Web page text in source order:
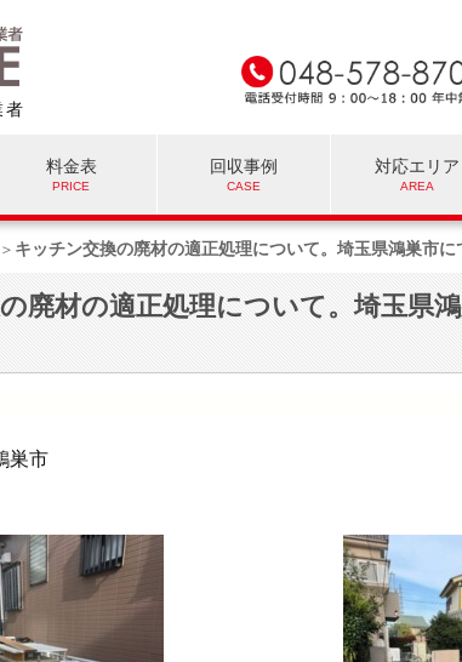
者
料金表 回収事例 対応エリア
キッチン交換の廃材の適正処理について。埼玉県鴻巣市
廃材の適正処理について。埼玉県
巣市